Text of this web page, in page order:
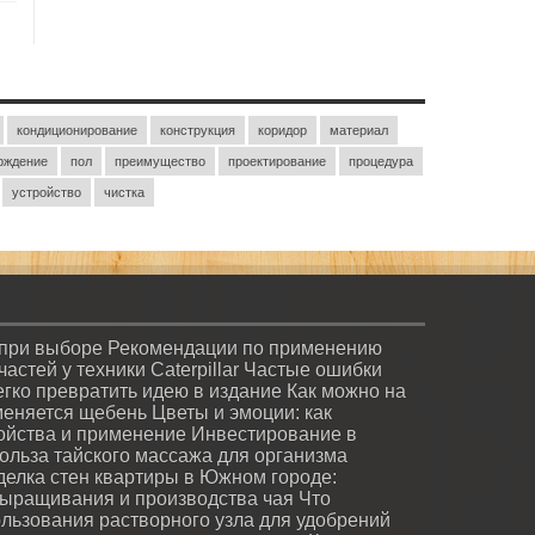
кондиционирование конструкция коридор материал
пол преимущество проектирование процедура
устройство чистка
выборе Рекомендации по применению
у техники Caterpillar Частые ошибки
превратить идею в издание Как можно на
щебень Цветы и эмоции: как
и применение Инвестирование в
тайского массажа для организма
стен квартиры в Южном городе:
и производства чая Что
растворного узла для удобрений